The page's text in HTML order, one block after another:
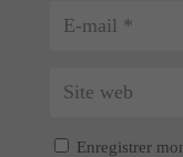
Enregistrer